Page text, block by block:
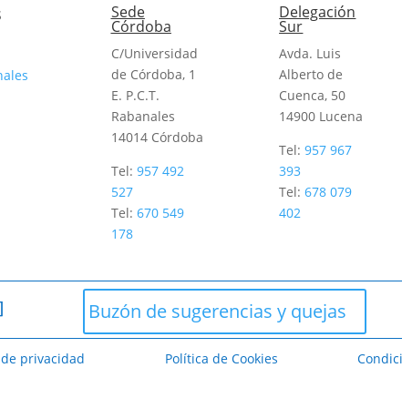
Sede
Córdoba
C/Universidad
de Córdoba, 1
E. P.C.T.
Rabanales
14014 Córdoba
Tel: 957 492
527
Tel: 670 549
178
Delegación
Sur
Avda. Luis
Alberto de
Cuenca, 50
14900 Lucena
Tel:957 967
393
Tel:678 079
402
Buzón de sugerencias y quejas
privacidad Política de Cookies